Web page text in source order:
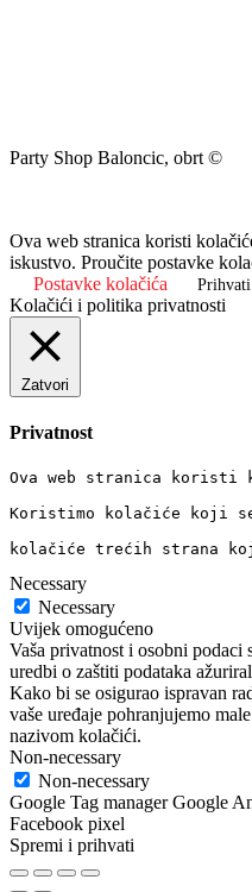
Party Shop Baloncic, obrt ©
Ova web stranica koristi
iskustvo. Proučite postavke
Postavke kolačića
Prihvati
Kolačići i politika privatnosti
Zatvori
Privatnost
Ova web stranica koristi
Koristimo kolačiće koji
kolačiće trećih strana
Necessary
Necessary
Uvijek omogućeno
Vaša privatnost i osobni
uredbi o zaštiti podataka
Kako bi se osigurao ispravan
vaše uređaje pohranjujemo
nazivom kolačići.
Non-necessary
Non-necessary
Google Tag manager Google
Facebook pixel
Spremi i prihvati